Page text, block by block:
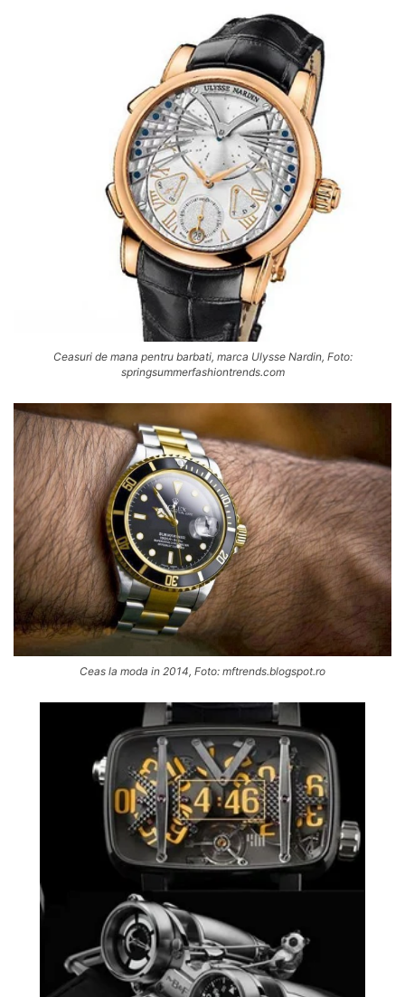
Ceasuri de mana pentru barbati, marca Ulysse Nardin, Foto:
springsummerfashiontrends.com
Ceas la moda in 2014, Foto: mftrends.blogspot.ro